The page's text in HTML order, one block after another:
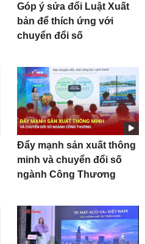
Góp ý sửa đổi Luật Xuất
bản để thích ứng với
chuyển đổi số
Đẩy mạnh sản xuất thông
minh và chuyển đổi số
ngành Công Thương